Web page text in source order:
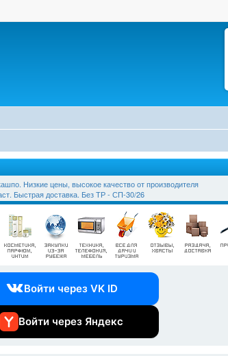
Низкие цены, высокое качество от производителя
Быстрая доставка. Без ТР - СП-30/26
Войти через VK ID
Войти через Яндекс